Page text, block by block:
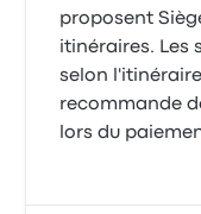
proposent
itinéraires. Les
selon
recommande
lors du